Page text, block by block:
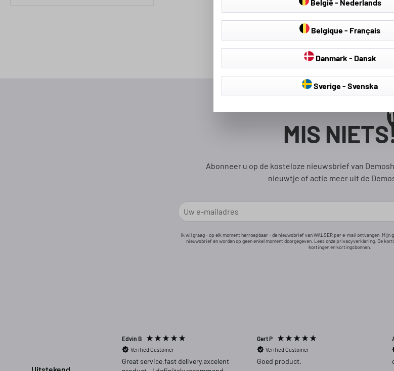
MIS
Abonneer u op de kosteloze nieuwsbrief van
nieuwtje of actie meer uit de
Ik wil graag - op elk moment herroepbaar - de nieuwsbrief van WALSER per e-mail ontvangen. Mijn
nieuwsbrief en worden op geen enkel moment doorgegeven. Lees onze privacyverklaring. De
kortingen en kortingsbonnen.
Edvin B
Verified Customer
Great service,fast delivery,excelent
Gert P
Verified Customer
Goed product.
België - Nederlands
Belgique - Français
Danmark - Dansk
Sverige - Svenska